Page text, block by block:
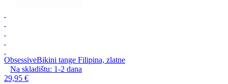
ObsessiveBikini tange Filipina, zlatne
Na skladištu: 1-2 dana
29,95 €